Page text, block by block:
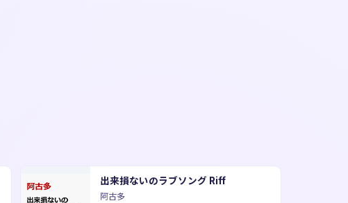
出来損ないのラブソング Riff
阿古多